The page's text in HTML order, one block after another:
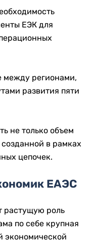
ЕЭК для
между регионами,
развития пяти
не только объем
в рамках
цепочек.
ЕАЭС
растущую роль
по себе крупная
экономической